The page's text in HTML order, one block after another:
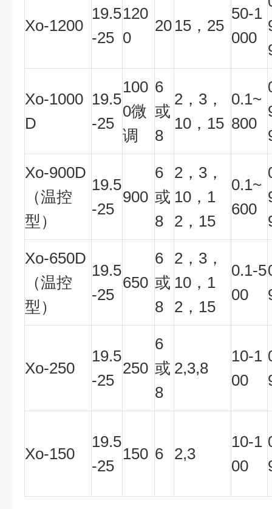
Xo-1200
19.5
-25
120
0
20 15 ，25
50-1
000
Xo-1000
D
19.5
-25
100
0微
调
6
或
8
2 ，3，
10，15
0.1~
800
Xo-900D
（温控
型）
19.5
-25
900
6
或
8
2 ，3，
10，1
2，15
0.1~
600
Xo-650D
（温控
型）
19.5
-25
650
6
或
8
2 ，3，
10，1
2，15
0.1-5
00
Xo-250
19.5
-25
250
6
或
8
2,3,8
10-1
00
Xo-150
19.5
-25
150 6 2,3
10-1
00